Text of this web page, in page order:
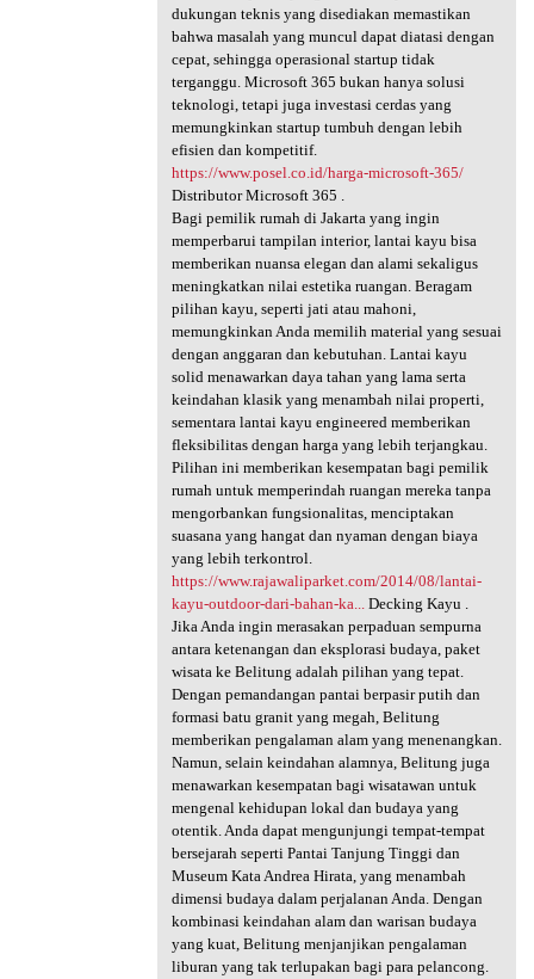
dukungan teknis yang disediakan memastikan
bahwa masalah yang muncul dapat diatasi dengan
cepat, sehingga operasional startup tidak
terganggu. Microsoft 365 bukan hanya solusi
teknologi, tetapi juga investasi cerdas yang
memungkinkan startup tumbuh dengan lebih
efisien dan kompetitif.
https://www.posel.co.id/harga-microsoft-365/
Distributor Microsoft 365 .
Bagi pemilik rumah di Jakarta yang ingin
memperbarui tampilan interior, lantai kayu bisa
memberikan nuansa elegan dan alami sekaligus
meningkatkan nilai estetika ruangan. Beragam
pilihan kayu, seperti jati atau mahoni,
memungkinkan Anda memilih material yang sesuai
dengan anggaran dan kebutuhan. Lantai kayu
solid menawarkan daya tahan yang lama serta
keindahan klasik yang menambah nilai properti,
sementara lantai kayu engineered memberikan
fleksibilitas dengan harga yang lebih terjangkau.
Pilihan ini memberikan kesempatan bagi pemilik
rumah untuk memperindah ruangan mereka tanpa
mengorbankan fungsionalitas, menciptakan
suasana yang hangat dan nyaman dengan biaya
yang lebih terkontrol.
https://www.rajawaliparket.com/2014/08/lantai-
kayu-outdoor-dari-bahan-ka...Decking Kayu .
Jika Anda ingin merasakan perpaduan sempurna
antara ketenangan dan eksplorasi budaya, paket
wisata ke Belitung adalah pilihan yang tepat.
Dengan pemandangan pantai berpasir putih dan
formasi batu granit yang megah, Belitung
memberikan pengalaman alam yang menenangkan.
Namun, selain keindahan alamnya, Belitung juga
menawarkan kesempatan bagi wisatawan untuk
mengenal kehidupan lokal dan budaya yang
otentik. Anda dapat mengunjungi tempat-tempat
bersejarah seperti Pantai Tanjung Tinggi dan
Museum Kata Andrea Hirata, yang menambah
dimensi budaya dalam perjalanan Anda. Dengan
kombinasi keindahan alam dan warisan budaya
yang kuat, Belitung menjanjikan pengalaman
liburan yang tak terlupakan bagi para pelancong.